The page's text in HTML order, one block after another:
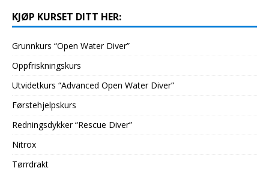
KJØP KURSET DITT HER:
Grunnkurs “Open Water Diver”
Oppfriskningskurs
Utvidetkurs “Advanced Open Water Diver”
Førstehjelpskurs
Redningsdykker “Rescue Diver”
Nitrox
Tørrdrakt